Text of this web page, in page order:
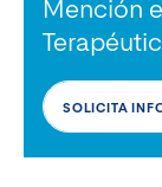
Mención
SOLICITA